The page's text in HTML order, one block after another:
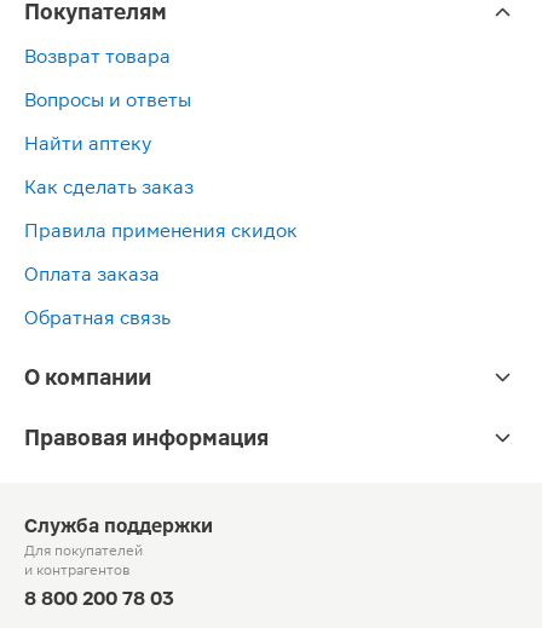
Покупателям
Возврат товара
Вопросы и ответы
Найти аптеку
Как сделать заказ
Правила применения скидок
Оплата заказа
Обратная связь
О компании
Правовая информация
Служба поддержки
Для покупателей
и контрагентов
8 800 200 78 03